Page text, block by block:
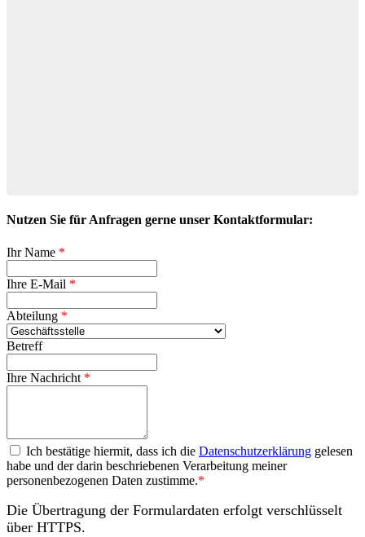
Nutzen Sie für Anfragen gerne unser Kontaktformular:
Ihr Name *
Ihre E-Mail *
Abteilung *
Betreff
Ihre Nachricht *
Datenschutzerklärung
Ich bestätige hiermit, dass ich die Datenschutzerklärung gelesen
habe und der darin beschriebenen Verarbeitung meiner
personenbezogenen Daten zustimme.*
Die Übertragung der Formulardaten erfolgt verschlüsselt
über HTTPS.